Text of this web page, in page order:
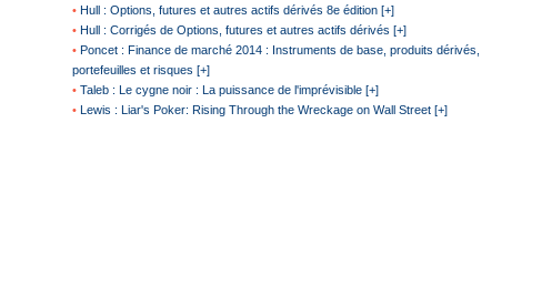
• Hull : Options, futures et autres actifs dérivés 8e édition [+]
• Hull : Corrigés de Options, futures et autres actifs dérivés [+]
• Poncet : Finance de marché 2014 : Instruments de base, produits dérivés,
portefeuilles et risques [+]
• Taleb : Le cygne noir : La puissance de l'imprévisible [+]
• Lewis : Liar's Poker: Rising Through the Wreckage on Wall Street [+]